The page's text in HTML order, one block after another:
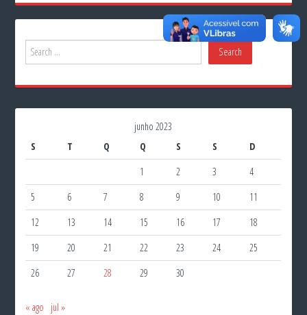
junho 2023
S
T Q Q S S
D
1
2 3
4
5
6 7 8 9 10
11
12
13 14 15 16 17
18
19
20 21 22 23 24
25
26
27 28 29 30
« ago jul »